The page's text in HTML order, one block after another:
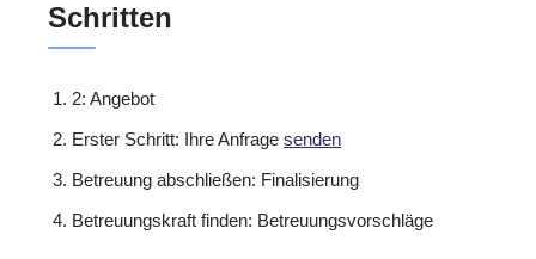
Schritten
2: Angebot
Erster Schritt: Ihre Anfrage senden
Betreuung abschließen: Finalisierung
Betreuungskraft finden: Betreuungsvorschläge